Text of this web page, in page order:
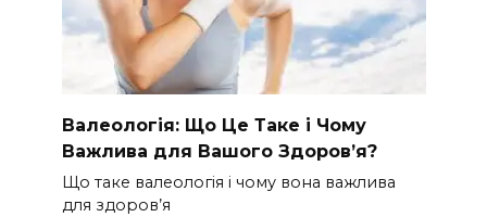
Валеологія: Що Це Таке і Чому
Важлива для Вашого Здоров’я?
Що таке валеологія і чому вона важлива
для здоров’я